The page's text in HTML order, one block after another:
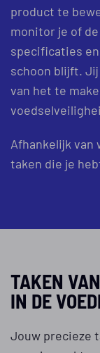
product te
monitor je of
specificaties
schoon blijft.
van het te
Afhankelijk van
taken die je
TAKEN
IN DE
Jouw precieze